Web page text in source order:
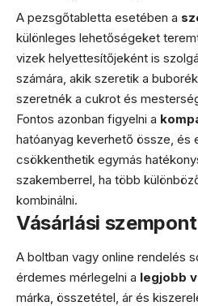
A pezsgőtabletta esetében a
különleges lehetőségeket
vizek helyettesítőjeként is
számára, akik szeretik a
szeretnék a cukrot és
Fontos azonban figyelni a
hatóanyag keverhető össze, és
csökkenthetik egymás
szakemberrel, ha több
kombinálni.
Vásárlási
A boltban vagy online rendelés
érdemes mérlegelni a legjobb
márka, összetétel, ár és